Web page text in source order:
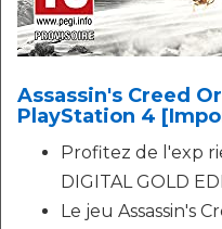
Assassin's Creed
PlayStation 4
Profitez de l'exp
DIGITAL GOLD
Le jeu Assassin's